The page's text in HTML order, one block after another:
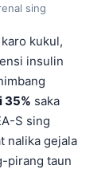
sing
kukul,
insulin
35% saka
S sing
nalika gejala
pirang taun